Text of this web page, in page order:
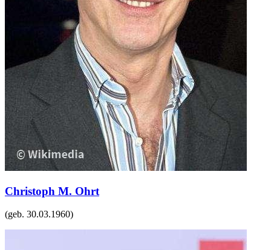
Christoph M. Ohrt
(geb. 30.03.1960)